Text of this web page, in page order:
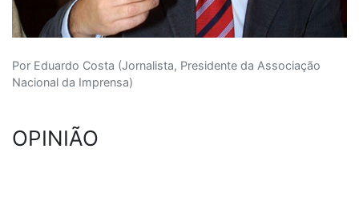
Por Eduardo Costa (Jornalista, Presidente da Associação
Nacional da Imprensa)
OPINIÃO